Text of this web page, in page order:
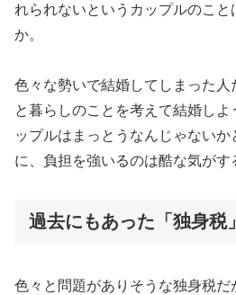
れられないというカップルのこ
か。
色々な勢いで結婚してしまった
と暮らしのことを考えて結婚し
ップルはまっとうなんじゃない
に、負担を強いるのは酷な気がす
過去にもあった「独身税」
色々と問題がありそうな独身税だ